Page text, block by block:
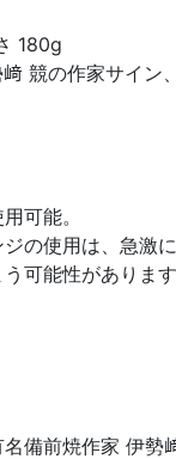
180g
競の作家サイン
可能。
の使用は、急激
可能性がありま
備前焼作家 伊勢